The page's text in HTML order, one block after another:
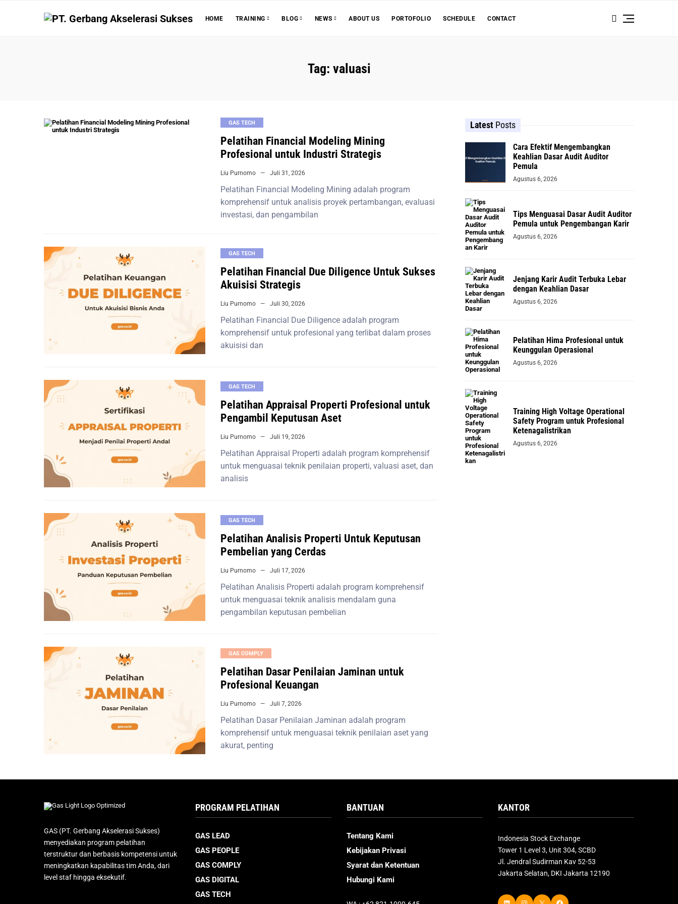
HOME TRAINING BLOG NEWS ABOUT US PORTOFOLIO SCHEDULE CONTACT
Tag: valuasi
GAS TECH
Pelatihan Financial Modeling Mining
Profesional untuk Industri Strategis
Liu Purnomo Juli 31, 2026
Pelatihan Financial Modeling Mining adalah program
komprehensif untuk analisis proyek pertambangan, evaluasi
investasi, dan pengambilan
GAS TECH
Pelatihan Financial Due Diligence Untuk Sukses
Akuisisi Strategis
Liu Purnomo Juli 30, 2026
Pelatihan Financial Due Diligence adalah program
komprehensif untuk profesional yang terlibat dalam proses
akuisisi dan
GAS TECH
Pelatihan Appraisal Properti Profesional untuk
Pengambil Keputusan Aset
Liu Purnomo Juli 19, 2026
Pelatihan Appraisal Properti adalah program komprehensif
untuk menguasai teknik penilaian properti, valuasi aset, dan
analisis
GAS TECH
Pelatihan Analisis Properti Untuk Keputusan
Pembelian yang Cerdas
Liu Purnomo Juli 17, 2026
Pelatihan Analisis Properti adalah program komprehensif
untuk menguasai teknik analisis mendalam guna
pengambilan keputusan pembelian
GAS COMPLY
Pelatihan Dasar Penilaian Jaminan untuk
Profesional Keuangan
Liu Purnomo Juli 7, 2026
Pelatihan Dasar Penilaian Jaminan adalah program
komprehensif untuk menguasai teknik penilaian aset yang
akurat, penting
Latest Posts
Cara Efektif Mengembangkan
Keahlian Dasar Audit Auditor
Pemula
Agustus 6, 2026
Tips Menguasai Dasar Audit Auditor
Pemula untuk Pengembangan Karir
Agustus 6, 2026
Jenjang Karir Audit Terbuka Lebar
dengan Keahlian Dasar
Agustus 6, 2026
Pelatihan Hima Profesional untuk
Keunggulan Operasional
Agustus 6, 2026
Training High Voltage Operational
Safety Program untuk Profesional
Ketenagalistrikan
Agustus 6, 2026
GAS (PT. Gerbang Akselerasi Sukses)
menyediakan program pelatihan
terstruktur dan berbasis kompetensi untuk
meningkatkan kapabilitas tim Anda, dari
level staf hingga eksekutif.
PROGRAM PELATIHAN
GAS LEAD
GAS PEOPLE
GAS COMPLY
GAS DIGITAL
GAS TECH
BANTUAN
Tentang Kami
Kebijakan Privasi
Syarat dan Ketentuan
Hubungi Kami
KANTOR
Indonesia Stock Exchange
Tower 1 Level 3, Unit 304, SCBD
Jl. Jendral Sudirman Kav 52-53
Jakarta Selatan, DKI Jakarta 12190
LinkedIn Instagram X Facebook